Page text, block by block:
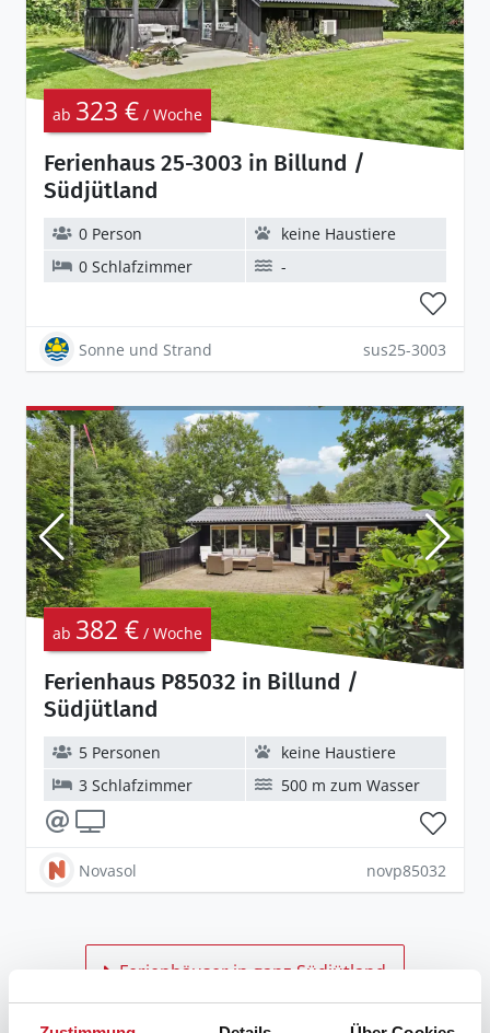
Ferienhaus 25-3003 in Billund /
Südjütland
ab 323 € / Woche
0 Person
keine Haustiere
0 Schlafzimmer
-
Sonne und Strand sus25-3003
Ferienhaus P85032 in Billund /
Südjütland
ab 382 € / Woche
5 Personen
keine Haustiere
3 Schlafzimmer
500 m zum Wasser
Novasol novp85032
Ferienhäuser in ganz Südjütland